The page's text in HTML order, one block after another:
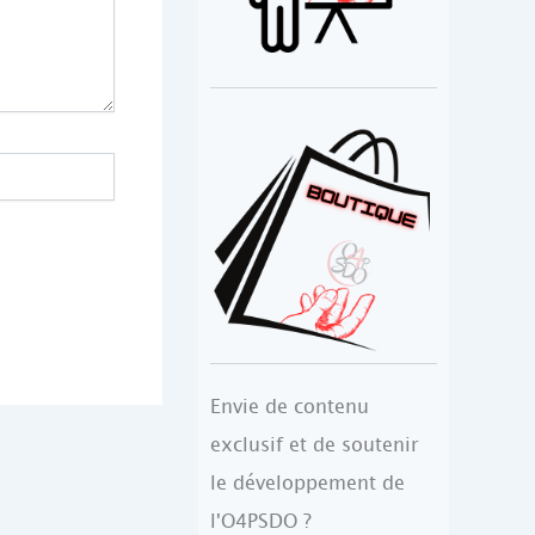
Envie de contenu
exclusif et de soutenir
le développement de
l'O4PSDO ?